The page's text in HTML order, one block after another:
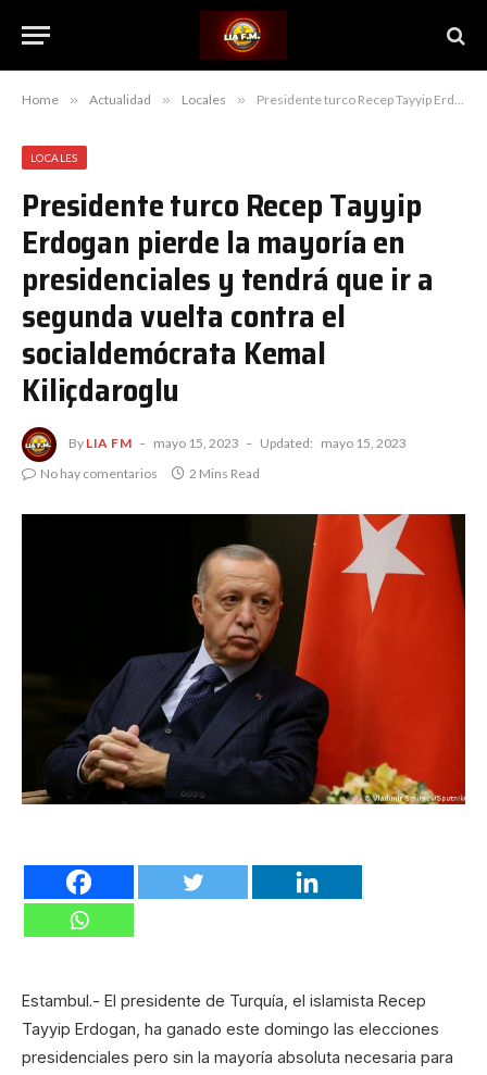
Home » Actualidad » Locales » Presidente turco Recep Tayyip Erdogan pierde la mayoría en presidenciales y tendrá que ir a segunda vuelta contra el socialdemócrata Kemal Kiliçdaroglu
LOCALES
Presidente turco Recep Tayyip
Erdogan pierde la mayoría en
presidenciales y tendrá que ir a
segunda vuelta contra el
socialdemócrata Kemal
Kiliçdaroglu
By LIA FM mayo 15, 2023 Updated: mayo 15, 2023
No hay comentarios
2 Mins Read
Estambul.- El presidente de Turquía, el islamista Recep
Tayyip Erdogan, ha ganado este domingo las elecciones
presidenciales pero sin la mayoría absoluta necesaria para